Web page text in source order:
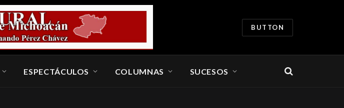
BUTTON
ESPECTÁCULOS COLUMNAS SUCESOS